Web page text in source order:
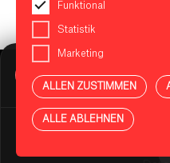
BIKINI BERLIN
Online
Funktional
Statistik
Marketing
ALLEN ZUSTIMMEN
ALLE ABLEHNEN